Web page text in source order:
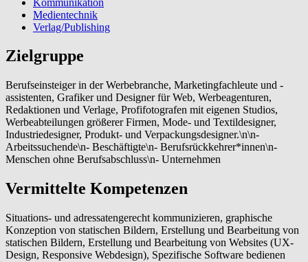
Medientechnik
Verlag/Publishing
Zielgruppe
Berufseinsteiger in der Werbebranche, Marketingfachleute und -
assistenten, Grafiker und Designer für Web, Werbeagenturen,
Redaktionen und Verlage, Profifotografen mit eigenen Studios,
Werbeabteilungen größerer Firmen, Mode- und Textildesigner,
Industriedesigner, Produkt- und Verpackungsdesigner.\n\n-
Arbeitssuchende\n- Beschäftigte\n- Berufsrückkehrer*innen\n-
Menschen ohne Berufsabschluss\n- Unternehmen
Vermittelte Kompetenzen
Situations- und adressatengerecht kommunizieren, graphische
Konzeption von statischen Bildern, Erstellung und Bearbeitung von
statischen Bildern, Erstellung und Bearbeitung von Websites (UX-
Design, Responsive Webdesign), Spezifische Software bedienen